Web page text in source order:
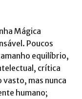
Mágica
Poucos
equilíbrio,
crítica
mas nunca
humano;